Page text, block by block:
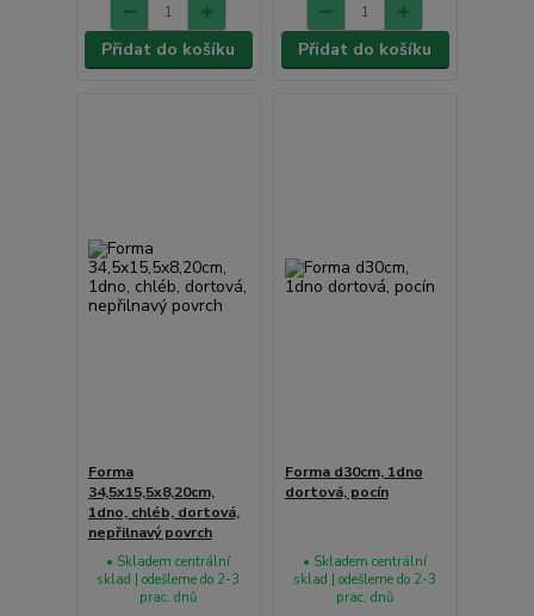
Přidat do košíku Přidat do košíku
Forma
34,5x15,5x8,20cm,
1dno, chléb, dortová,
nepřilnavý povrch
• Skladem centrální
sklad | odešleme do 2-3
prac. dnů
Forma d30cm, 1dno
dortová, pocín
• Skladem centrální
sklad | odešleme do 2-3
prac. dnů